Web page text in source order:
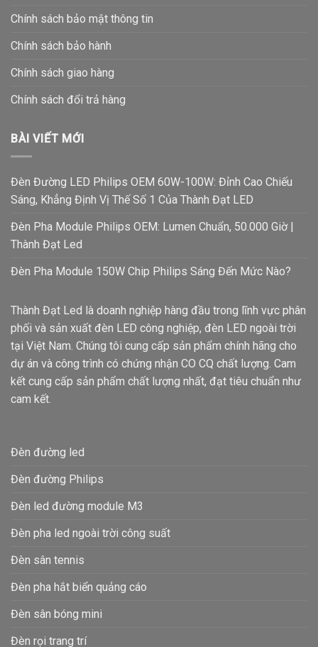
Chính sách bảo mật thông tin
Chính sách bảo hành
Chính sách giao hàng
Chính sách đổi trả hàng
BÀI VIẾT MỚI
Đèn Đường LED Philips OEM 60W-100W: Đỉnh Cao Chiếu
Sáng, Khẳng Định Vị Thế Số 1 Của Thành Đạt LED
Đèn Pha Module Philips OEM: Lumen Chuẩn, 50.000 Giờ |
Thành Đạt Led
Đèn Pha Module 150W Chip Philips Sáng Đến Mức Nào?
Thành Đạt Led là doanh nghiệp hàng đầu trong lĩnh vực phân
phối và sản xuất đèn LED công nghiệp, đèn LED ngoài trời
tại Việt Nam. Chúng tôi cung cấp sản phẩm chính hãng cho
dự án và công trình có chứng nhận CO CQ chất lượng. Cam
kết cung cấp sản phẩm chất lượng nhất, đạt tiêu chuẩn như
cam kết.
Đèn đường led
Đèn đường Philips
Đèn led đường module M3
Đèn pha led ngoài trời công suất
Đèn sân tennis
Đèn pha hắt biển quảng cáo
Đèn sân bóng mini
Đèn rọi trang trí